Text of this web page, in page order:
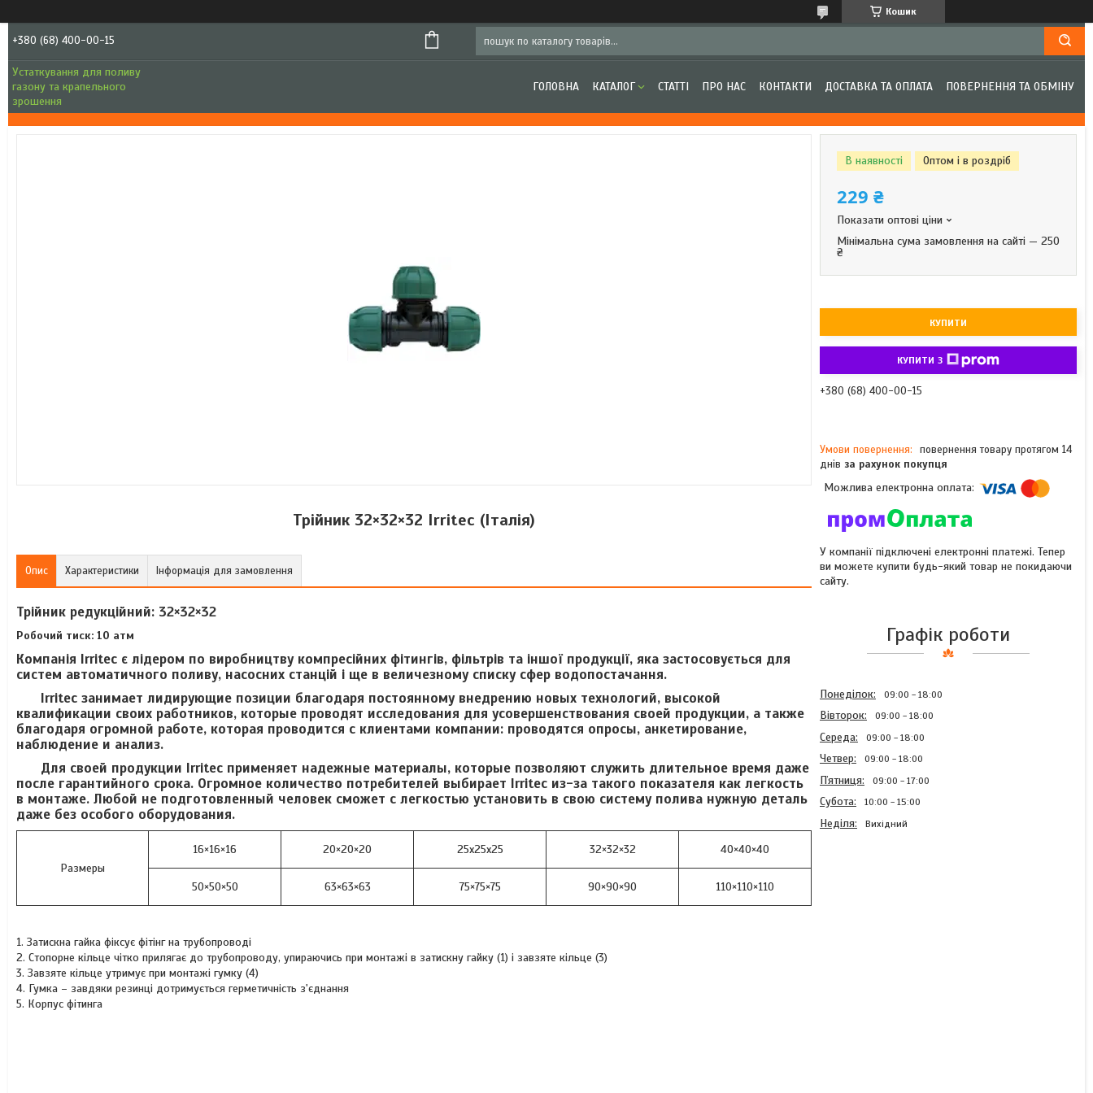
Кошик
+380 (68) 400-00-15
Устаткування для поливу
газону та крапельного
зрошення
ГОЛОВНА КАТАЛОГ СТАТТІ ПРО НАС КОНТАКТИ ДОСТАВКА ТА ОПЛАТА ПОВЕРНЕННЯ ТА ОБМІНУ
Трійник 32×32×32 Irritec (Італія)
Опис Характеристики Інформація для замовлення
Трійник редукційний: 32×32×32
Робочий тиск: 10 атм
Компанія Irritec є лідером по виробництву компресійних фітингів, фільтрів та іншої продукції, яка застосовується для
систем автоматичного поливу, насосних станцій і ще в величезному списку сфер водопостачання.
Irritec занимает лидирующие позиции благодаря постоянному внедрению новых технологий, высокой
квалификации своих работников, которые проводят исследования для усовершенствования своей продукции, а также
благодаря огромной работе, которая проводится с клиентами компании: проводятся опросы, анкетирование,
наблюдение и анализ.
Для своей продукции Irritec применяет надежные материалы, которые позволяют служить длительное время даже
после гарантийного срока. Огромное количество потребителей выбирает Irritec из-за такого показателя как легкость
в монтаже. Любой не подготовленный человек сможет с легкостью установить в свою систему полива нужную деталь
даже без особого оборудования.
Размеры
16×16×16 20×20×20 25х25х25 32×32×32 40×40×40
50×50×50 63×63×63 75×75×75 90×90×90 110×110×110
1. Затискна гайка фіксує фітінг на трубопроводі
2. Стопорне кільце чітко прилягає до трубопроводу, упираючись при монтажі в затискну гайку (1) і завзяте кільце (3)
3. Завзяте кільце утримує при монтажі гумку (4)
4. Гумка – завдяки резинці дотримується герметичність з'єднання
5. Корпус фітинга
В наявності Оптом і в роздріб
229 ₴
Показати оптові ціни
Мінімальна сума замовлення на сайті — 250
₴
КУПИТИ
КУПИТИ З
+380 (68) 400-00-15
повернення товару протягом 14
днів за рахунок покупця
У компанії підключені електронні платежі. Тепер
ви можете купити будь-який товар не покидаючи
сайту.
Графік роботи
Понеділок 09:00 18:00
Вівторок 09:00 18:00
Середа 09:00 18:00
Четвер 09:00 18:00
Пʼятниця 09:00 17:00
Субота 10:00 15:00
Неділя Вихідний